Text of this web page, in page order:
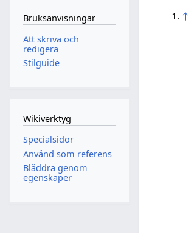
↑
Bruksanvisningar
Att skriva och
redigera
Stilguide
Wikiverktyg
Specialsidor
Använd som referens
Bläddra genom
egenskaper